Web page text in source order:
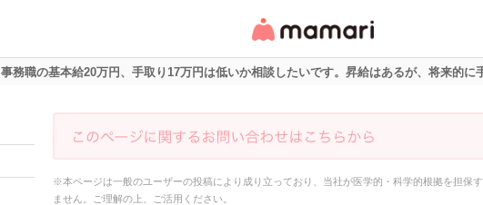
リ・情報サイト
事務職の基本給20万円、手取り17万円は低いか相談したいです。昇給はあるが、将来的に
※本ページは一般のユーザーの投稿により成り立っており、当社が医学的・科学的根拠を担保
ません。ご理解の上、ご活用ください。